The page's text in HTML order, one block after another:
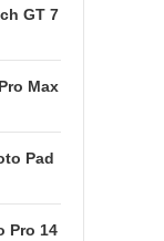
GT 7
Max
Pad
Pro 14